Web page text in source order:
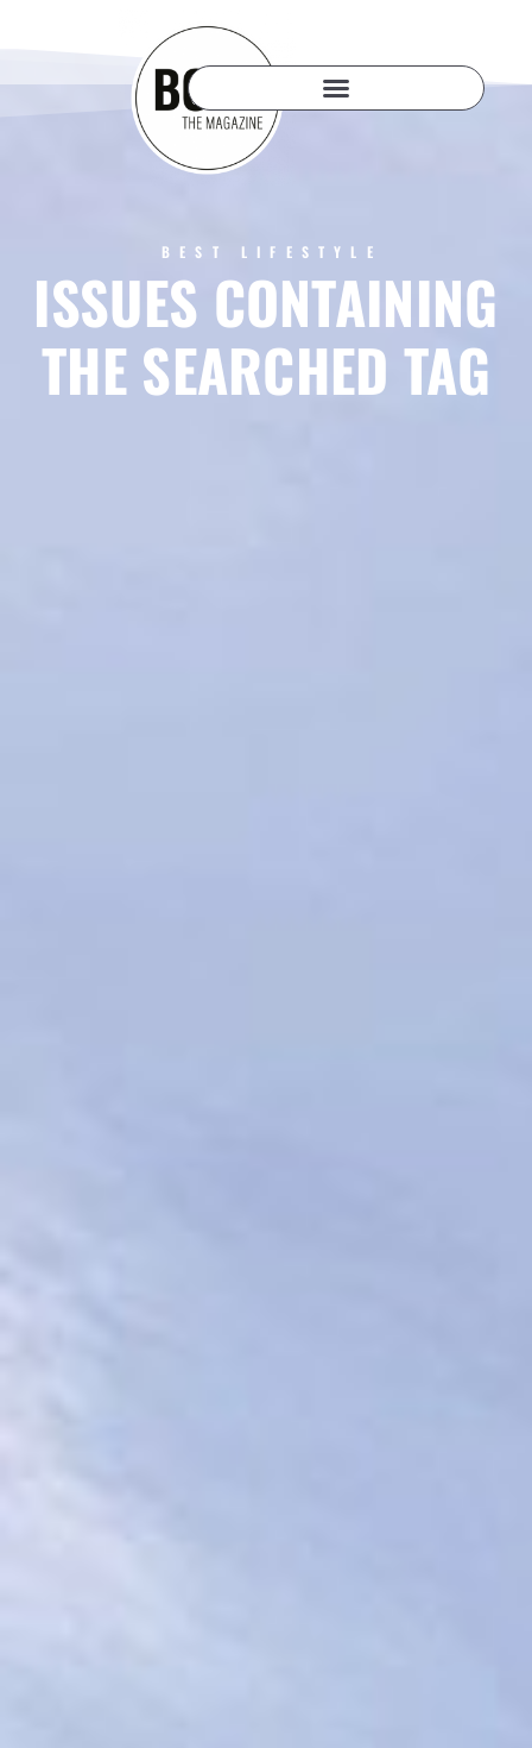
BEST LIFESTYLE
ISSUES CONTAINING
THE SEARCHED TAG